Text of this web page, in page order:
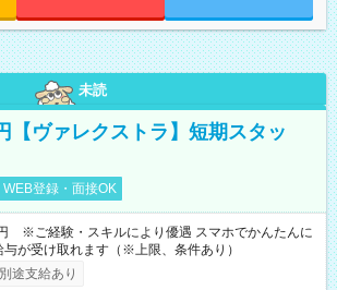
未読
【ヴァレクストラ】短期スタッ
WEB登録・面接OK
※ご経験・スキルにより優遇 スマホでかんたんに
与が受け取れます（※上限、条件あり）
途支給あり